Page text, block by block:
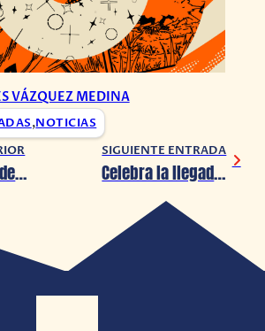
VÁZQUEZ MEDINA
,NOTICIAS
D23 2024: Daredevil: Born Again, presenta su primer avance
SIGUIENTE ENTRADA
Celebra la llegada de Beetlejuice Beetlejuice